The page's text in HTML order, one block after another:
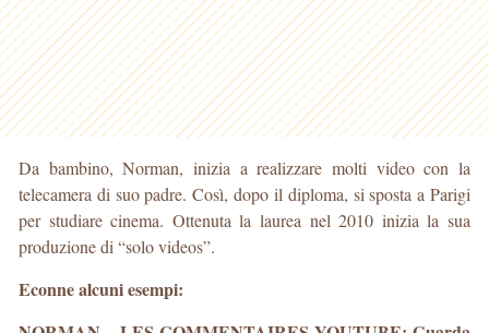
Da bambino, Norman, inizia a realizzare molti video con la
telecamera di suo padre. Così, dopo il diploma, si sposta a Parigi
per studiare cinema. Ottenuta la laurea nel 2010 inizia la sua
produzione di “solo videos”.
Econne alcuni esempi: